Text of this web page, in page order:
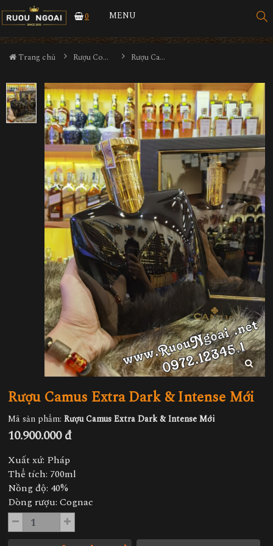
0 MENU
Trang chủ Rượu Cognac Rượu Camus Extra Dark & Intense Mới
Rượu Camus Extra Dark & Intense Mới
Mã sản phẩm: Rượu Camus Extra Dark & Intense Mới
10.900.000 đ
Xuất xứ: Pháp
Thể tích: 700ml
Nồng độ: 40%
Dòng rượu: Cognac